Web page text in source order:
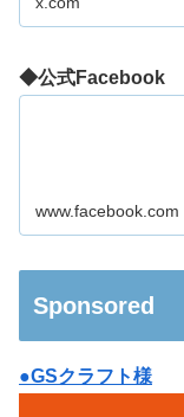
◆公式Facebook
www.facebook.com
Sponsored
●GSクラフト様